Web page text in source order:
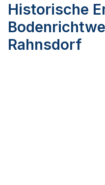
Historische
Rahnsdorf